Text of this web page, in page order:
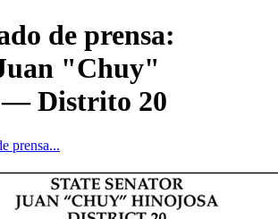
de prensa:
"Chuy"
Distrito 20
prensa...